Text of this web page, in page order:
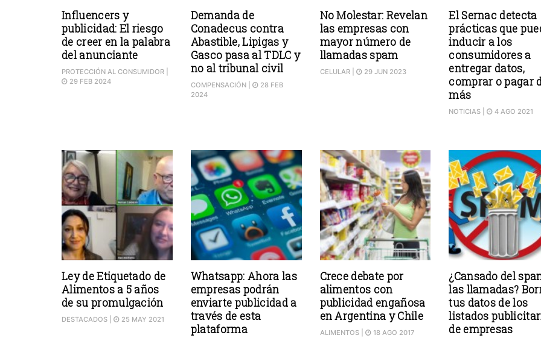
Influencers y
publicidad: El riesgo
de creer en la palabra
del anunciante
PROTECCIÓN AL CONSUMIDOR
29 FEB 2024
Demanda de
Conadecus contra
Abastible, Lipigas y
Gasco pasa al TDLC y
no al tribunal civil
COMPENSACIÓN|
28 FEB
2024
No Molestar: Revelan
las empresas con
mayor número de
llamadas spam
CELULAR| 29 JUN 2023
El Sernac detecta
prácticas que
inducir a los
consumidores a
entregar datos,
comprar o pagar
más
NOTICIAS | 4 AGO 2021
Ley de Etiquetado de
Alimentos a 5 años
de su promulgación
DESTACADOS 25 MAY 2021
Whatsapp: Ahora las
empresas podrán
enviarte publicidad a
través de esta
plataforma
Crece debate por
alimentos con
publicidad engañosa
en Argentina y Chile
ALIMENTOS| 18 AGO 2017
¿Cansado del
las llamadas?
tus datos de los
listados
de empresas